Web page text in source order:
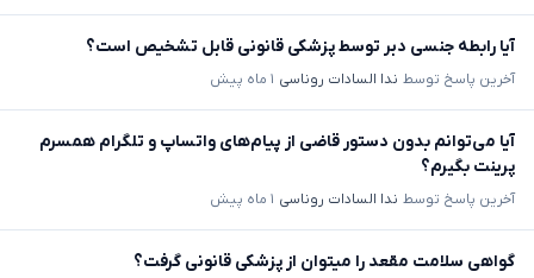
آیا رابطه جنسی دبر توسط پزشکی قانونی قابل تشخیص است؟
آخرین پاسخ توسط ندا السادات روناسی ۱ ماه پیش
آیا می‌توانم بدون دستور قاضی از پیام‌های واتساپ و تلگرام همسرم
پرینت بگیرم؟
آخرین پاسخ توسط ندا السادات روناسی ۱ ماه پیش
گواهی سلامت مقعد را میتوان از پزشکی قانونی گرفت؟